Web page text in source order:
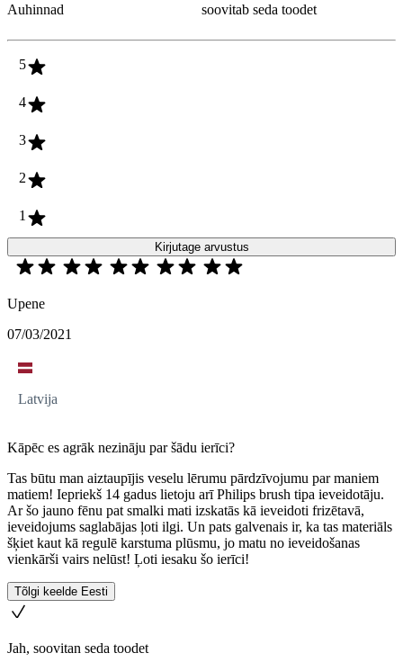
Auhinnad
soovitab seda toodet
5
4
3
2
1
Kirjutage arvustus
Upene
07/03/2021
Latvija
Kāpēc es agrāk nezināju par šādu ierīci?
Tas būtu man aiztaupījis veselu lērumu pārdzīvojumu par maniem
matiem! Iepriekš 14 gadus lietoju arī Philips brush tipa ieveidotāju.
Ar šo jauno fēnu pat smalki mati izskatās kā ieveidoti frizētavā,
ieveidojums saglabājas ļoti ilgi. Un pats galvenais ir, ka tas materiāls
šķiet kaut kā regulē karstuma plūsmu, jo matu no ieveidošanas
vienkārši vairs nelūst! Ļoti iesaku šo ierīci!
Tõlgi keelde Eesti
Jah, soovitan seda toodet